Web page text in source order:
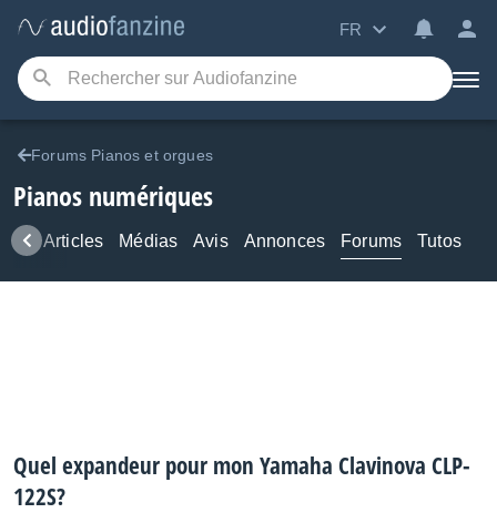
FR
Forums Pianos et orgues
Pianos numériques
Articles Médias Avis Annonces Forums Tutos
Quel expandeur pour mon Yamaha Clavinova CLP-
122S?